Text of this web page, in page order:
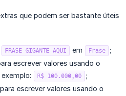
que podem ser bastante úteis
FRASE GIGANTE AQUI em Frase ;
escrever valores usando o
R$ 100.000,00 ;
escrever valores usando o